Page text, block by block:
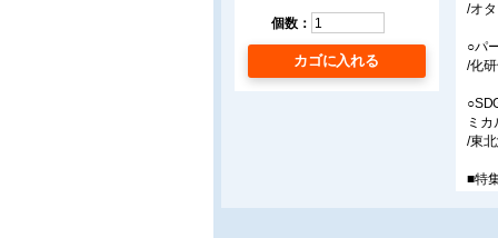
個数：
カゴに入れる
/オ
○パ
/化
ミ
/東
■特